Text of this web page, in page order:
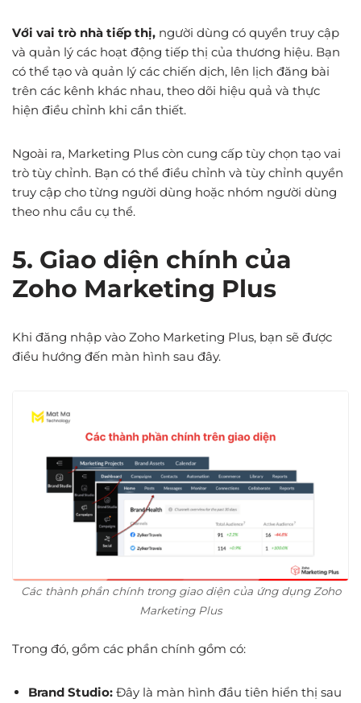
Với vai trò nhà tiếp thị, người dùng có quyền truy cập
và quản lý các hoạt động tiếp thị của thương hiệu. Bạn
có thể tạo và quản lý các chiến dịch, lên lịch đăng bài
trên các kênh khác nhau, theo dõi hiệu quả và thực
hiện điều chỉnh khi cần thiết.
Ngoài ra, Marketing Plus còn cung cấp tùy chọn tạo vai
trò tùy chỉnh. Bạn có thể điều chỉnh và tùy chỉnh quyền
truy cập cho từng người dùng hoặc nhóm người dùng
theo nhu cầu cụ thể.
5. Giao diện chính của
Zoho Marketing Plus
Khi đăng nhập vào Zoho Marketing Plus, bạn sẽ được
điều hướng đến màn hình sau đây.
Các thành phần chính trong giao diện của ứng dụng Zoho
Marketing Plus
Trong đó, gồm các phần chính gồm có:
Brand Studio: Đây là màn hình đầu tiên hiển thị sau